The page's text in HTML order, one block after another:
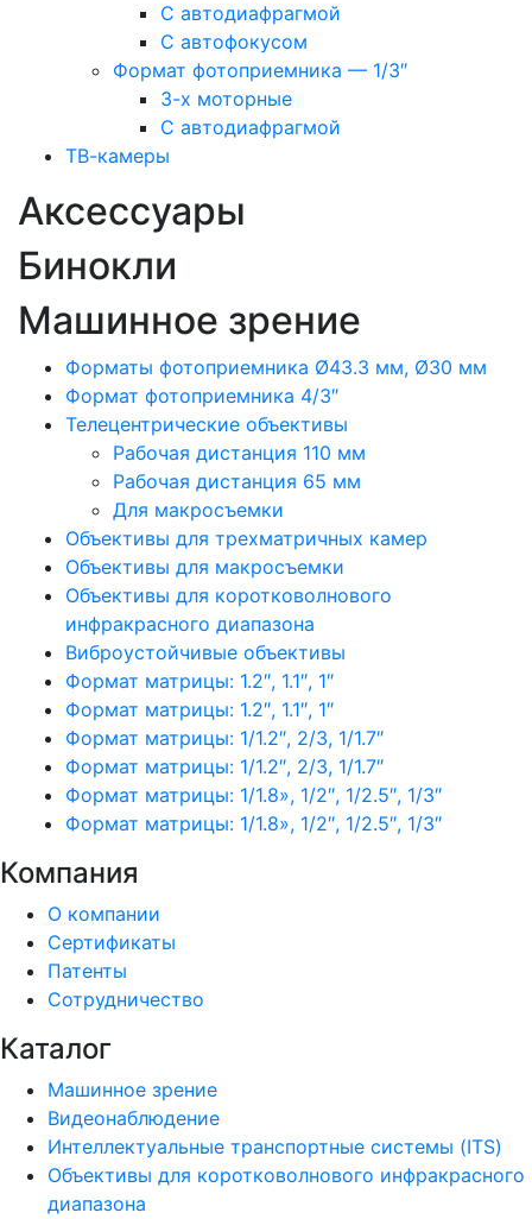
С автодиафрагмой
С автофокусом
Формат фотоприемника — 1/3″
3-х моторные
С автодиафрагмой
ТВ-камеры
Аксессуары
Бинокли
Машинное зрение
Форматы фотоприемника Ø43.3 мм, Ø30 мм
Формат фотоприемника 4/3″
Телецентрические объективы
Рабочая дистанция 110 мм
Рабочая дистанция 65 мм
Для макросъемки
Объективы для трехматричных камер
Объективы для макросъемки
Объективы для коротковолнового
инфракрасного диапазона
Виброустойчивые объективы
Формат матрицы: 1.2″, 1.1″, 1″
Формат матрицы: 1.2″, 1.1″, 1″
Формат матрицы: 1/1.2″, 2/3, 1/1.7″
Формат матрицы: 1/1.2″, 2/3, 1/1.7″
Формат матрицы: 1/1.8», 1/2″, 1/2.5″, 1/3″
Формат матрицы: 1/1.8», 1/2″, 1/2.5″, 1/3″
Компания
О компании
Сертификаты
Патенты
Сотрудничество
Каталог
Машинное зрение
Видеонаблюдение
Интеллектуальные транспортные системы (ITS)
Объективы для коротковолнового инфракрасного
диапазона